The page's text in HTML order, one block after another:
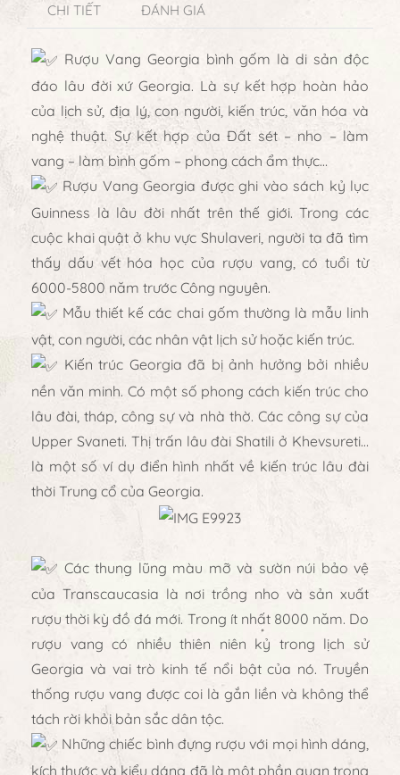
CHI TIẾT ĐÁNH GIÁ
Rượu Vang Georgia bình gốm là di sản độc
đáo lâu đời xứ Georgia. Là sự kết hợp hoàn hảo
của lịch sử, địa lý, con người, kiến trúc, văn hóa và
nghệ thuật. Sự kết hợp của Đất sét – nho – làm
vang – làm bình gốm – phong cách ẩm thực…
Rượu Vang Georgia được ghi vào sách kỷ lục
Guinness là lâu đời nhất trên thế giới. Trong các
cuộc khai quật ở khu vực Shulaveri, người ta đã tìm
thấy dấu vết hóa học của rượu vang, có tuổi từ
6000-5800 năm trước Công nguyên.
Mẫu thiết kế các chai gốm thường là mẫu linh
vật, con người, các nhân vật lịch sử hoặc kiến trúc.
Kiến trúc Georgia đã bị ảnh hưởng bởi nhiều
nền văn minh. Có một số phong cách kiến trúc cho
lâu đài, tháp, công sự và nhà thờ. Các công sự của
Upper Svaneti. Thị trấn lâu đài Shatili ở Khevsureti…
là một số ví dụ điển hình nhất về kiến trúc lâu đài
thời Trung cổ của Georgia.
Các thung lũng màu mỡ và sườn núi bảo vệ
của Transcaucasia là nơi trồng nho và sản xuất
rượu thời kỳ đồ đá mới. Trong ít nhất 8000 năm. Do
rượu vang có nhiều thiên niên kỷ trong lịch sử
Georgia và vai trò kinh tế nổi bật của nó. Truyền
thống rượu vang được coi là gắn liền và không thể
tách rời khỏi bản sắc dân tộc.
Những chiếc bình đựng rượu với mọi hình dáng,
kích thước và kiểu dáng đã là một phần quan trọng